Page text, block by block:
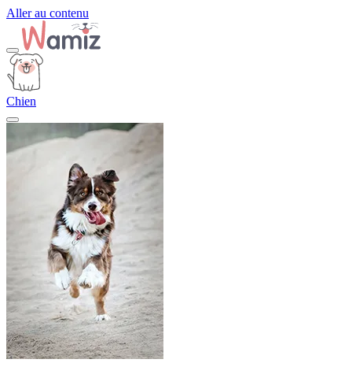
Aller au contenu
Chien